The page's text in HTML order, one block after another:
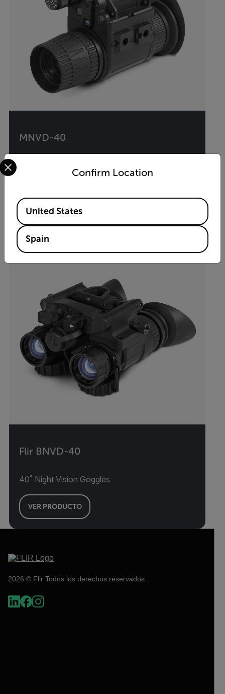
MNVD-40
Flir BNVD-40
40˚ Night Vision Goggles
VER PRODUCTO
2026 © Flir Todos los derechos reservados.
Confirm Location
Select your preferred country and language from the
Available Locations
United States
Spain